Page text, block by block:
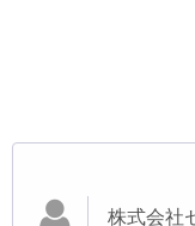
株式会社